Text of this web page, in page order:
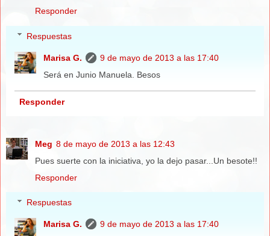
Responder
Respuestas
Marisa G.
9 de mayo de 2013 a las 17:40
Será en Junio Manuela. Besos
Responder
Meg 8 de mayo de 2013 a las 12:43
Pues suerte con la iniciativa, yo la dejo pasar...Un besote!!
Responder
Respuestas
Marisa G. 9 de mayo de 2013 a las 17:40